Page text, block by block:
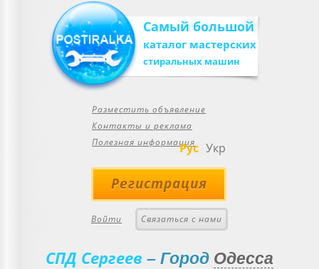
Самый большой
каталог мастерских
стиральных машин
Разместить объявление
Контакты и реклама
Полезная информация
Рус Укр
Регистрация
Войти Связаться с нами
СПД Сергеев – Город Одесса